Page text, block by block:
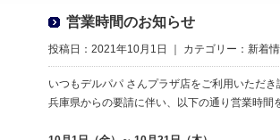
営業時間のお知らせ
投稿日：2021年10月1日 ｜ カテゴリー： 新着
いつもデルパパ さんプラザ店をご利用いただき
兵庫県からの要請に伴い、以下の通り営業時間